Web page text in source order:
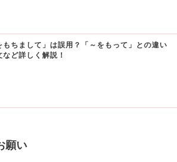
もちまして」は誤用？「～をもって」との違い
など詳しく解説！
願い